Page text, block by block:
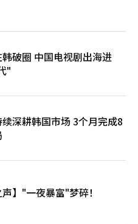
韩破圈 中国电视剧出海进
"
深耕韩国市场 3个月完成8
声】"一夜暴富"梦碎！